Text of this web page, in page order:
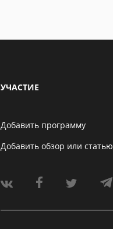
УЧАСТИЕ
Добавить программу
Добавить обзор или статью